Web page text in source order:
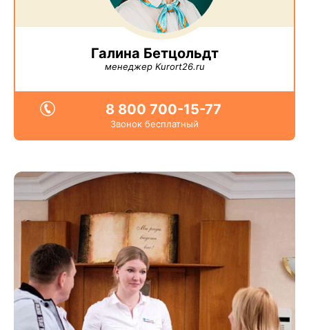
Галина Бетцольдт
менеджер Kurort26.ru
8 800 700-15-77
Звонок бесплатный